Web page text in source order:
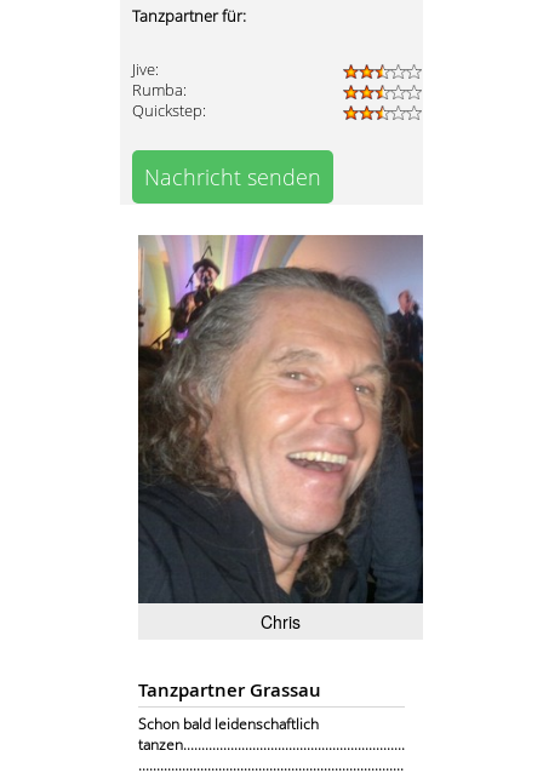
Tanzpartner für:
Jive:
Rumba:
Quickstep:
Nachricht senden
Chris
Tanzpartner Grassau
Schon bald leidenschaftlich
tanzen.............................................................
.........................................................................